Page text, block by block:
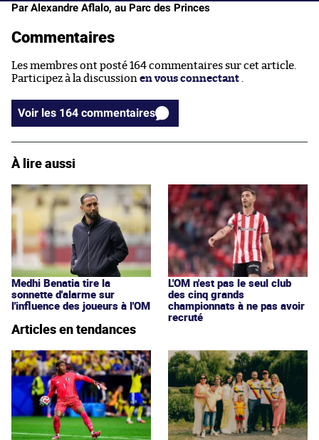
Par Alexandre Aflalo, au Parc des Princes
Commentaires
Les membres ont posté 164 commentaires sur cet article.
Participez à la discussion en vous connectant
Voir les 164 commentaires
À lire aussi
Medhi Benatia tire la
sonnette d'alarme sur
l'influence des joueurs à l'OM
L'OM n'est pas le seul club
des cinq grands
championnats à ne pas avoir
recruté
Articles en tendances